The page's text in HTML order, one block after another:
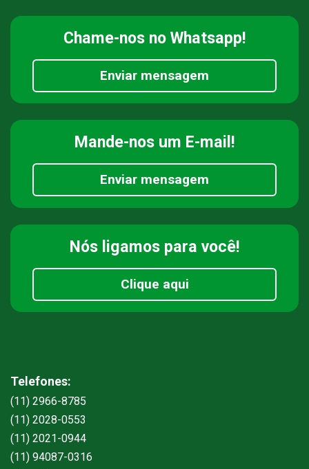
Chame-nos no Whatsapp!
Enviar mensagem
Mande-nos um E-mail!
Enviar mensagem
Nós ligamos para você!
Clique aqui
Telefones:
(11) 2966-8785
(11) 2028-0553
(11) 2021-0944
(11) 94087-0316